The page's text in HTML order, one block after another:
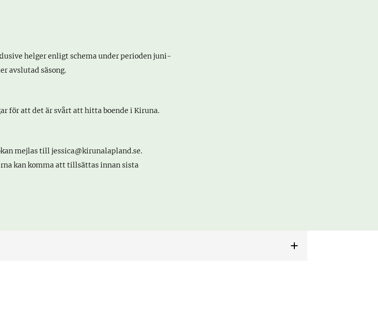
helger enligt schema under perioden juni-
avslutad säsong.
för att det är svårt att hitta boende i Kiruna.
mejlas till jessica@kirunalapland.se.
kan komma att tillsättas innan sista